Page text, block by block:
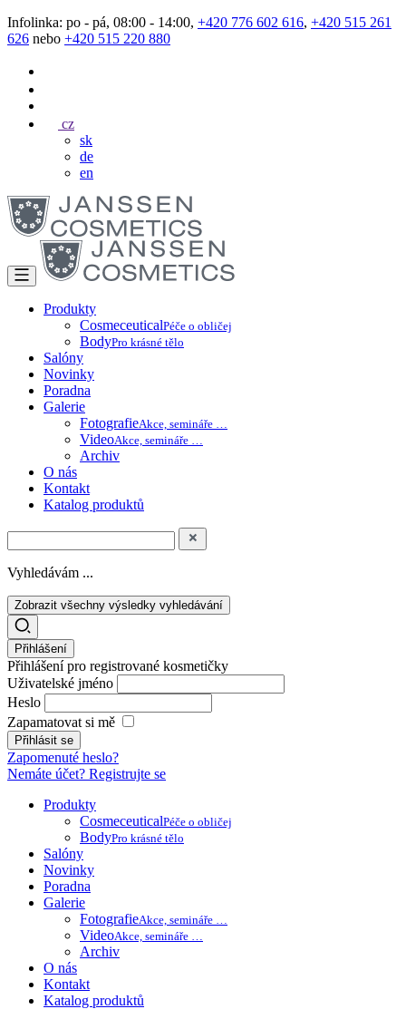
Infolinka: po - pá, 08:00 - 14:00, +420 776 602 616, +420 515 261
626 nebo +420 515 220 880
cz
sk
de
en
Produkty
CosmeceuticalPéče o obličej
BodyPro krásné tělo
Salóny
Novinky
Poradna
Galerie
FotografieAkce, semináře …
VideoAkce, semináře …
Archiv
O nás
Kontakt
Katalog produktů
Vyhledávám ...
Zobrazit všechny výsledky vyhledávání
Přihlášení
Přihlášení pro registrované kosmetičky
Uživatelské jméno
Heslo
Zapamatovat si mě
Zapomenuté heslo?
Nemáte účet? Registrujte se
Produkty
CosmeceuticalPéče o obličej
BodyPro krásné tělo
Salóny
Novinky
Poradna
Galerie
FotografieAkce, semináře …
VideoAkce, semináře …
Archiv
O nás
Kontakt
Katalog produktů